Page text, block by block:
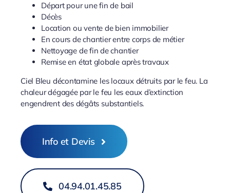
Départ pour une fin de bail
Décès
Location ou vente de bien immobilier
En cours de chantier entre corps de métier
Nettoyage de fin de chantier
Remise en état globale après travaux
Ciel Bleu décontamine les locaux détruits par le feu. La
chaleur dégagée par le feu les eaux d’extinction
engendrent des dégâts substantiels.
Info et Devis
04.94.01.45.85